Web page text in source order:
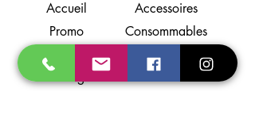
Accueil
Promo
Soudage
Accessoires
Consommables
E.P.I.
Flamme